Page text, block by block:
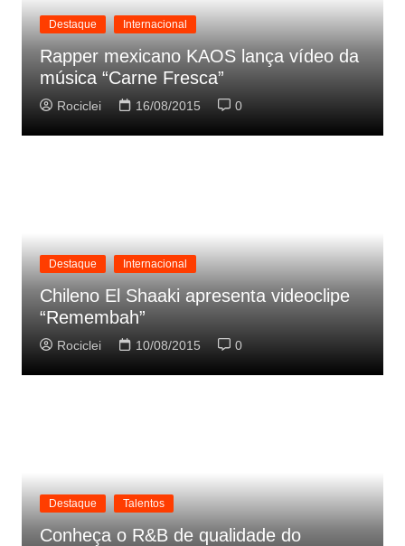
Destaque Internacional
Rapper mexicano KAOS lança vídeo da
música “Carne Fresca”
Rociclei 16/08/2015 0
Destaque Internacional
Chileno El Shaaki apresenta videoclipe
“Remembah”
Rociclei 10/08/2015 0
Destaque Talentos
Conheça o R&B de qualidade do